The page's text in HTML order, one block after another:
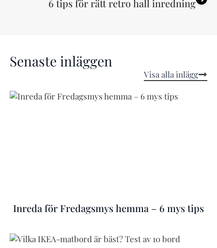
6 tips för rätt retro hall inredning
Senaste inläggen
Visa alla inlägg
Inreda för Fredagsmys hemma – 6 mys tips